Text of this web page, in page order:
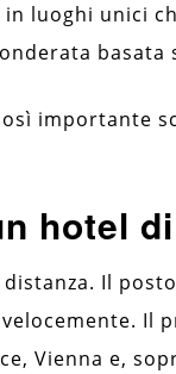
luoghi unici
basata
importante
hotel
Il
Il
Vienna e,